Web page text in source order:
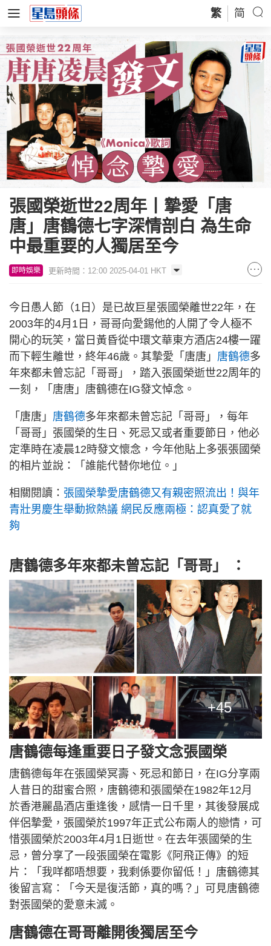
繁 简
張國榮逝世22周年丨摯愛「唐
唐」唐鶴德七字深情剖白 為生命
中最重要的人獨居至今
即時娛樂 更新時間：12:00 2025-04-01 HKT
今日愚人節（1日）是已故巨星張國榮離世22年，在
2003年的4月1日，哥哥向愛錫他的人開了令人極不
開心的玩笑，當日黃昏從中環文華東方酒店24樓一躍
而下輕生離世，終年46歲。其摯愛「唐唐」 唐鶴德多
年來都未曾忘記「哥哥」，踏入張國榮逝世22周年的
一刻，「唐唐」唐鶴德在IG發文悼念。
「唐唐」 唐鶴德多年來都未曾忘記「哥哥」，每年
「哥哥」張國榮的生日、死忌又或者重要節日，他必
定準時在凌晨12時發文懷念，今年他貼上多張張國榮
的相片並說：「誰能代替你地位。」
相關閱讀： 張國榮摯愛唐鶴德又有親密照流出！與年
青壯男慶生舉動掀熱議 網民反應兩極：認真愛了就
夠
唐鶴德多年來都未曾忘記「哥哥」 ：
+45
唐鶴德每逢重要日子發文念張國榮
唐鶴德每年在張國榮冥壽、死忌和節日，在IG分享兩
人昔日的甜蜜合照，唐鶴德和張國榮在1982年12月
於香港麗晶酒店重逢後，感情一日千里，其後發展成
伴侶摯愛，張國榮於1997年正式公布兩人的戀情，可
惜張國榮於2003年4月1日逝世。在去年張國榮的生
忌，曾分享了一段張國榮在電影《阿飛正傳》的短
片：「我咩都唔想要，我剩係要你留低！」唐鶴德其
後留言寫：「今天是復活節，真的嗎？」可見唐鶴德
對張國榮的愛意未滅。
唐鶴德在哥哥離開後獨居至今